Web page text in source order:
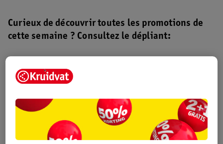
Curieux de découvrir toutes les promotions de
cette semaine ? Consultez le dépliant:
Dépliant Kruidvat
Profitez-en